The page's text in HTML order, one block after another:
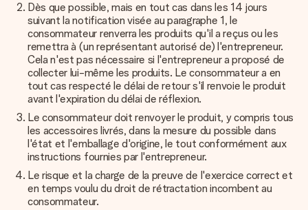
Dès que possible, mais en tout cas dans les 14 jours
suivant la notification visée au paragraphe 1, le
consommateur renverra les produits qu'il a reçus ou les
remettra à (un représentant autorisé de) l'entrepreneur.
Cela n'est pas nécessaire si l'entrepreneur a proposé de
collecter lui-même les produits. Le consommateur a en
tout cas respecté le délai de retour s'il renvoie le produit
avant l'expiration du délai de réflexion.
Le consommateur doit renvoyer le produit, y compris tous
les accessoires livrés, dans la mesure du possible dans
l'état et l'emballage d'origine, le tout conformément aux
instructions fournies par l'entrepreneur.
Le risque et la charge de la preuve de l'exercice correct et
en temps voulu du droit de rétractation incombent au
consommateur.